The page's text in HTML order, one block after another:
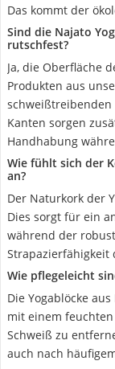
Das kommt der
Sind die Najato
rutschfest?
Ja, die Oberfläche
Produkten aus
schweißtreibenden
Kanten sorgen
Handhabung
Wie fühlt sich der
an?
Der Naturkork der
Dies sorgt für ein
während der
Strapazierfähigkeit
Wie pflegeleicht
Die Yogablöcke
mit einem
Schweiß zu
auch nach